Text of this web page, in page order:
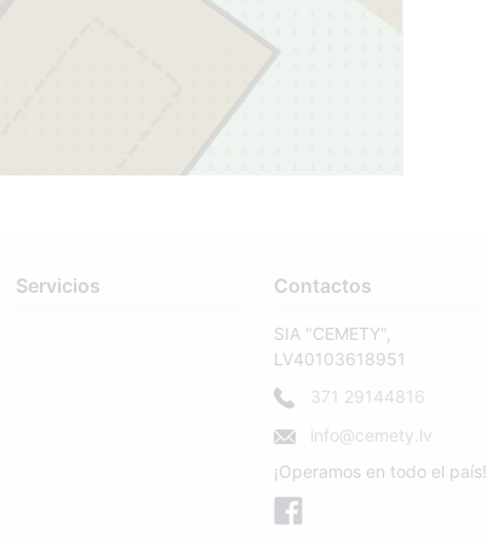
Servicios Contactos
SIA "CEMETY",
LV40103618951
371 29144816
info@cemety.lv
¡Operamos en todo el país!